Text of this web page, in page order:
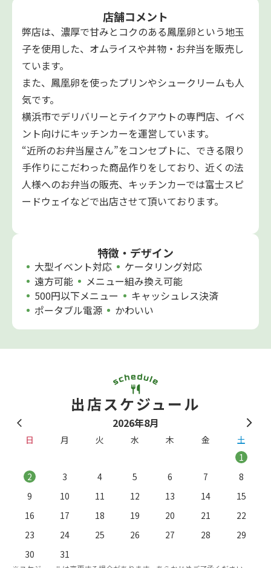
店舗コメント
弊店は、濃厚で甘みとコクのある鳳凰卵という地玉
子を使用した、オムライスや丼物・お弁当を販売し
ています。
また、鳳凰卵を使ったプリンやシュークリームも人
気です。
横浜市でデリバリーとテイクアウトの専門店、イベ
ント向けにキッチンカーを運営しています。
“近所のお弁当屋さん”をコンセプトに、できる限り
手作りにこだわった商品作りをしており、近くの法
人様へのお弁当の販売、キッチンカーでは富士スピ
ードウェイなどで出店させて頂いております。
特徴・デザイン
大型イベント対応
ケータリング対応
遠方可能
メニュー組み換え可能
500円以下メニュー
キャッシュレス決済
ポータブル電源
かわいい
出店スケジュール
2026年8月
日 月 火 水 木 金
土
1
2
3 4 5 6 7
8
9
10 11 12 13 14
15
16
17 18 19 20 21
22
23
24 25 26 27 28
29
30
31